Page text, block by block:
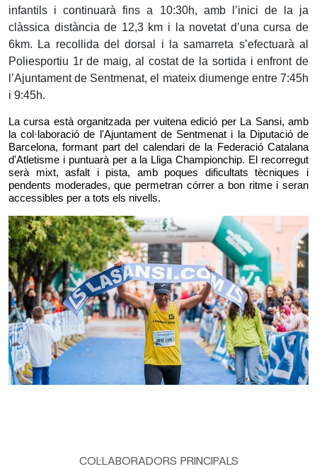
infantils i continuarà fins a 10:30h, amb l’inici de la ja
clàssica distància de 12,3 km i la novetat d’una cursa de
6km. La recollida del dorsal i la samarreta s’efectuarà al
Poliesportiu 1r de maig, al costat de la sortida i enfront de
l’Ajuntament de Sentmenat, el mateix diumenge entre 7:45h
i 9:45h.
La cursa està organitzada per vuitena edició per La Sansi, amb
la col·laboració de l'Ajuntament de Sentmenat i la Diputació de
Barcelona, ​​formant part del calendari de la Federació Catalana
d'Atletisme i puntuarà per a la Lliga Championchip. El recorregut
serà mixt, asfalt i pista, amb poques dificultats tècniques i
pendents moderades, que permetran córrer a bon ritme i seran
accessibles per a tots els nivells.
COL·LABORADORS PRINCIPALS